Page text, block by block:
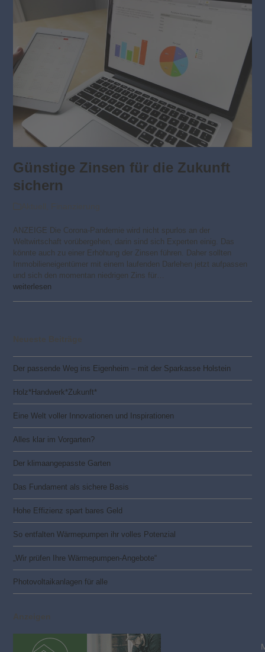
Günstige Zinsen für die Zukunft
sichern
ANZEIGE Die Corona-Pandemie wird nicht spurlos an der
Weltwirtschaft vorübergehen, darin sind sich Experten einig. Das
könnte auch zu einer Erhöhung der Zinsen führen. Daher sollten
Immobilieneigentümer mit einem laufenden Darlehen jetzt aufpassen
und sich den momentan niedrigen Zins für…
weiterlesen
Der passende Weg ins Eigenheim – mit der Sparkasse Holstein
Holz*Handwerk*Zukunft*
Eine Welt voller Innovationen und Inspirationen
Alles klar im Vorgarten?
Der klimaangepasste Garten
Das Fundament als sichere Basis
Hohe Effizienz spart bares Geld
So entfalten Wärmepumpen ihr volles Potenzial
„Wir prüfen Ihre Wärmepumpen-Angebote“
Photovoltaik­­anlagen für alle